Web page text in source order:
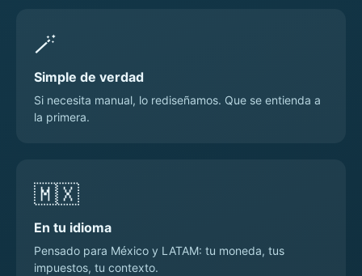
🪄
Simple de verdad
Si necesita manual, lo rediseñamos. Que se entienda a
la primera.
🇲🇽
En tu idioma
Pensado para México y LATAM: tu moneda, tus
impuestos, tu contexto.